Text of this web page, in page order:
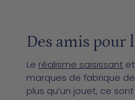
Des amis pour
Le réalisme saisissant
marques de fabrique
plus qu’un jouet, ce